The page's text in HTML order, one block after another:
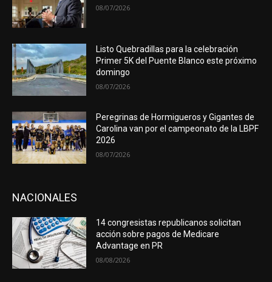
08/07/2026
Listo Quebradillas para la celebración
Primer 5K del Puente Blanco este próximo
domingo
08/07/2026
Peregrinas de Hormigueros y Gigantes de
Carolina van por el campeonato de la LBPF
2026
08/07/2026
NACIONALES
14 congresistas republicanos solicitan
acción sobre pagos de Medicare
Advantage en PR
08/08/2026